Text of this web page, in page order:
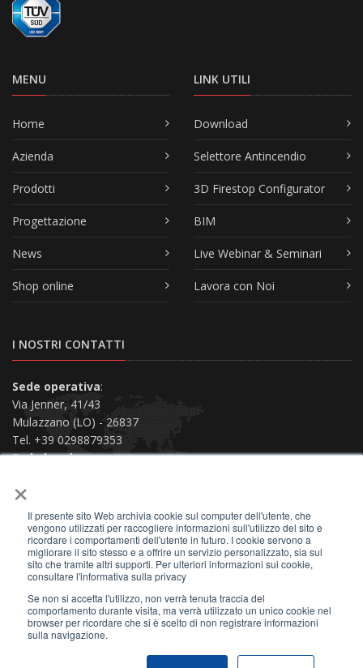
×
Il presente sito Web archivia cookie sul computer dell'utente, che
vengono utilizzati per raccogliere informazioni sull'utilizzo del sito e
ricordare i comportamenti dell'utente in futuro. I cookie servono a
migliorare il sito stesso e a offrire un servizio personalizzato, sia sul
sito che tramite altri supporti. Per ulteriori informazioni sui cookie,
consultare l'informativa sulla privacy
Se non si accetta l'utilizzo, non verrà tenuta traccia del
comportamento durante visita, ma verrà utilizzato un unico cookie nel
browser per ricordare che si è scelto di non registrare informazioni
sulla navigazione.
MENU
Home
Azienda
Prodotti
Progettazione
News
Shop online
LINK UTILI
Download
Selettore Antincendio
3D Firestop Configurator
BIM
Live Webinar & Seminari
Lavora con Noi
I NOSTRI CONTATTI
Sede operativa:
Via Jenner, 41/43
Mulazzano (LO) - 26837
Tel. +39 0298879353
Sede legale:
Piacenza (PC) - 29121
Contattaci
2026 © All Rights Reserved.
Privacy Policy
| Terms of Use | Site Map
|